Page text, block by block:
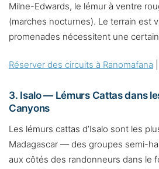
Milne-Edwards, le lémur à ventre
(marches nocturnes). Le terrain est
promenades nécessitent une
Réserver des circuits à Ranomafana
3. Isalo — Lémurs Cattas dans
Canyons
Les lémurs cattas d’Isalo sont les
Madagascar — des groupes semi-
aux côtés des randonneurs dans le